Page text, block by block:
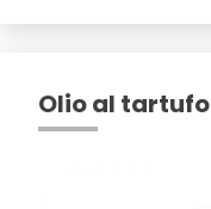
Olio al tartufo